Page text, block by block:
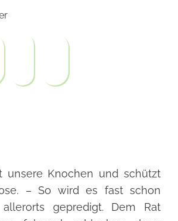
unsere Knochen und schützt
– So wird es fast schon
allerorts gepredigt. Dem Rat